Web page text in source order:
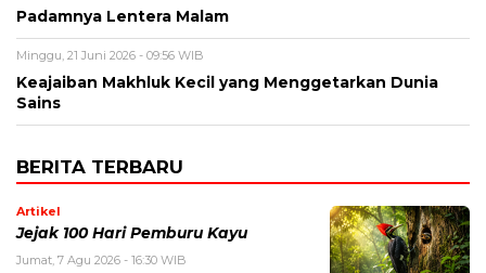
Padamnya Lentera Malam
Minggu, 21 Juni 2026 - 09:56 WIB
Keajaiban Makhluk Kecil yang Menggetarkan Dunia
Sains
BERITA TERBARU
Artikel
Jejak 100 Hari Pemburu Kayu
Jumat, 7 Agu 2026 - 16:30 WIB